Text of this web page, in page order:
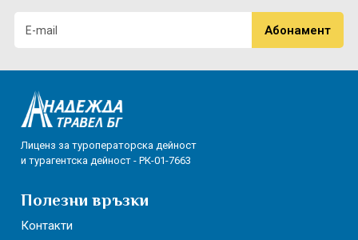
Лиценз за туроператорска дейност
и турагентска дейност - РК-01-7663
Полезни връзки
Контакти